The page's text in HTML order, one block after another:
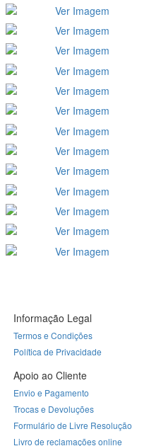
Informação Legal
Termos e Condições
Política de Privacidade
Apoio ao Cliente
Envio e Pagamento
Trocas e Devoluções
Formulário de Livre Resolução
Livro de reclamações online